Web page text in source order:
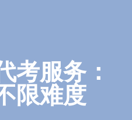
考服务：
限难度